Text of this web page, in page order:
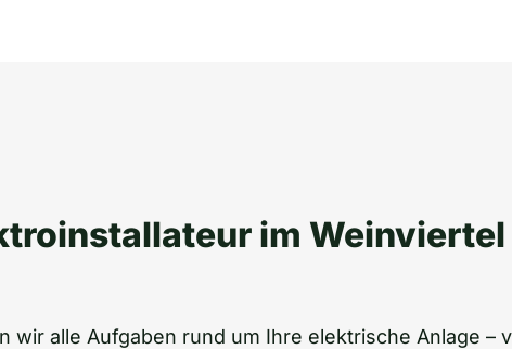
im Weinviertel
wir alle Aufgaben rund um Ihre elektrische Anlage –